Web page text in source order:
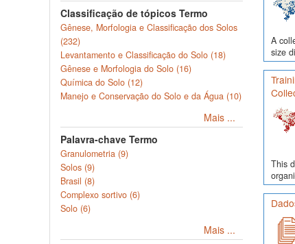
Classificação de tópicos Termo
Gênese, Morfologia e Classificação dos Solos
(232)
Levantamento e Classificação do Solo (18)
Gênese e Morfologia do Solo (16)
Química do Solo (12)
Manejo e Conservação do Solo e da Água (10)
Mais ...
Palavra-chave Termo
Granulometria (9)
Solos (9)
Brasil (8)
Complexo sortivo (6)
Solo (6)
Mais ...
A
size
This